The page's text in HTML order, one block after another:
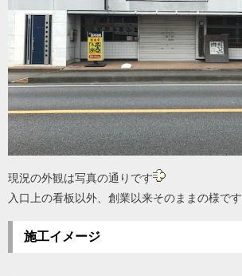
現況の外観は写真の通りです
入口上の看板以外、創業以来そのままの様です
施工イメージ